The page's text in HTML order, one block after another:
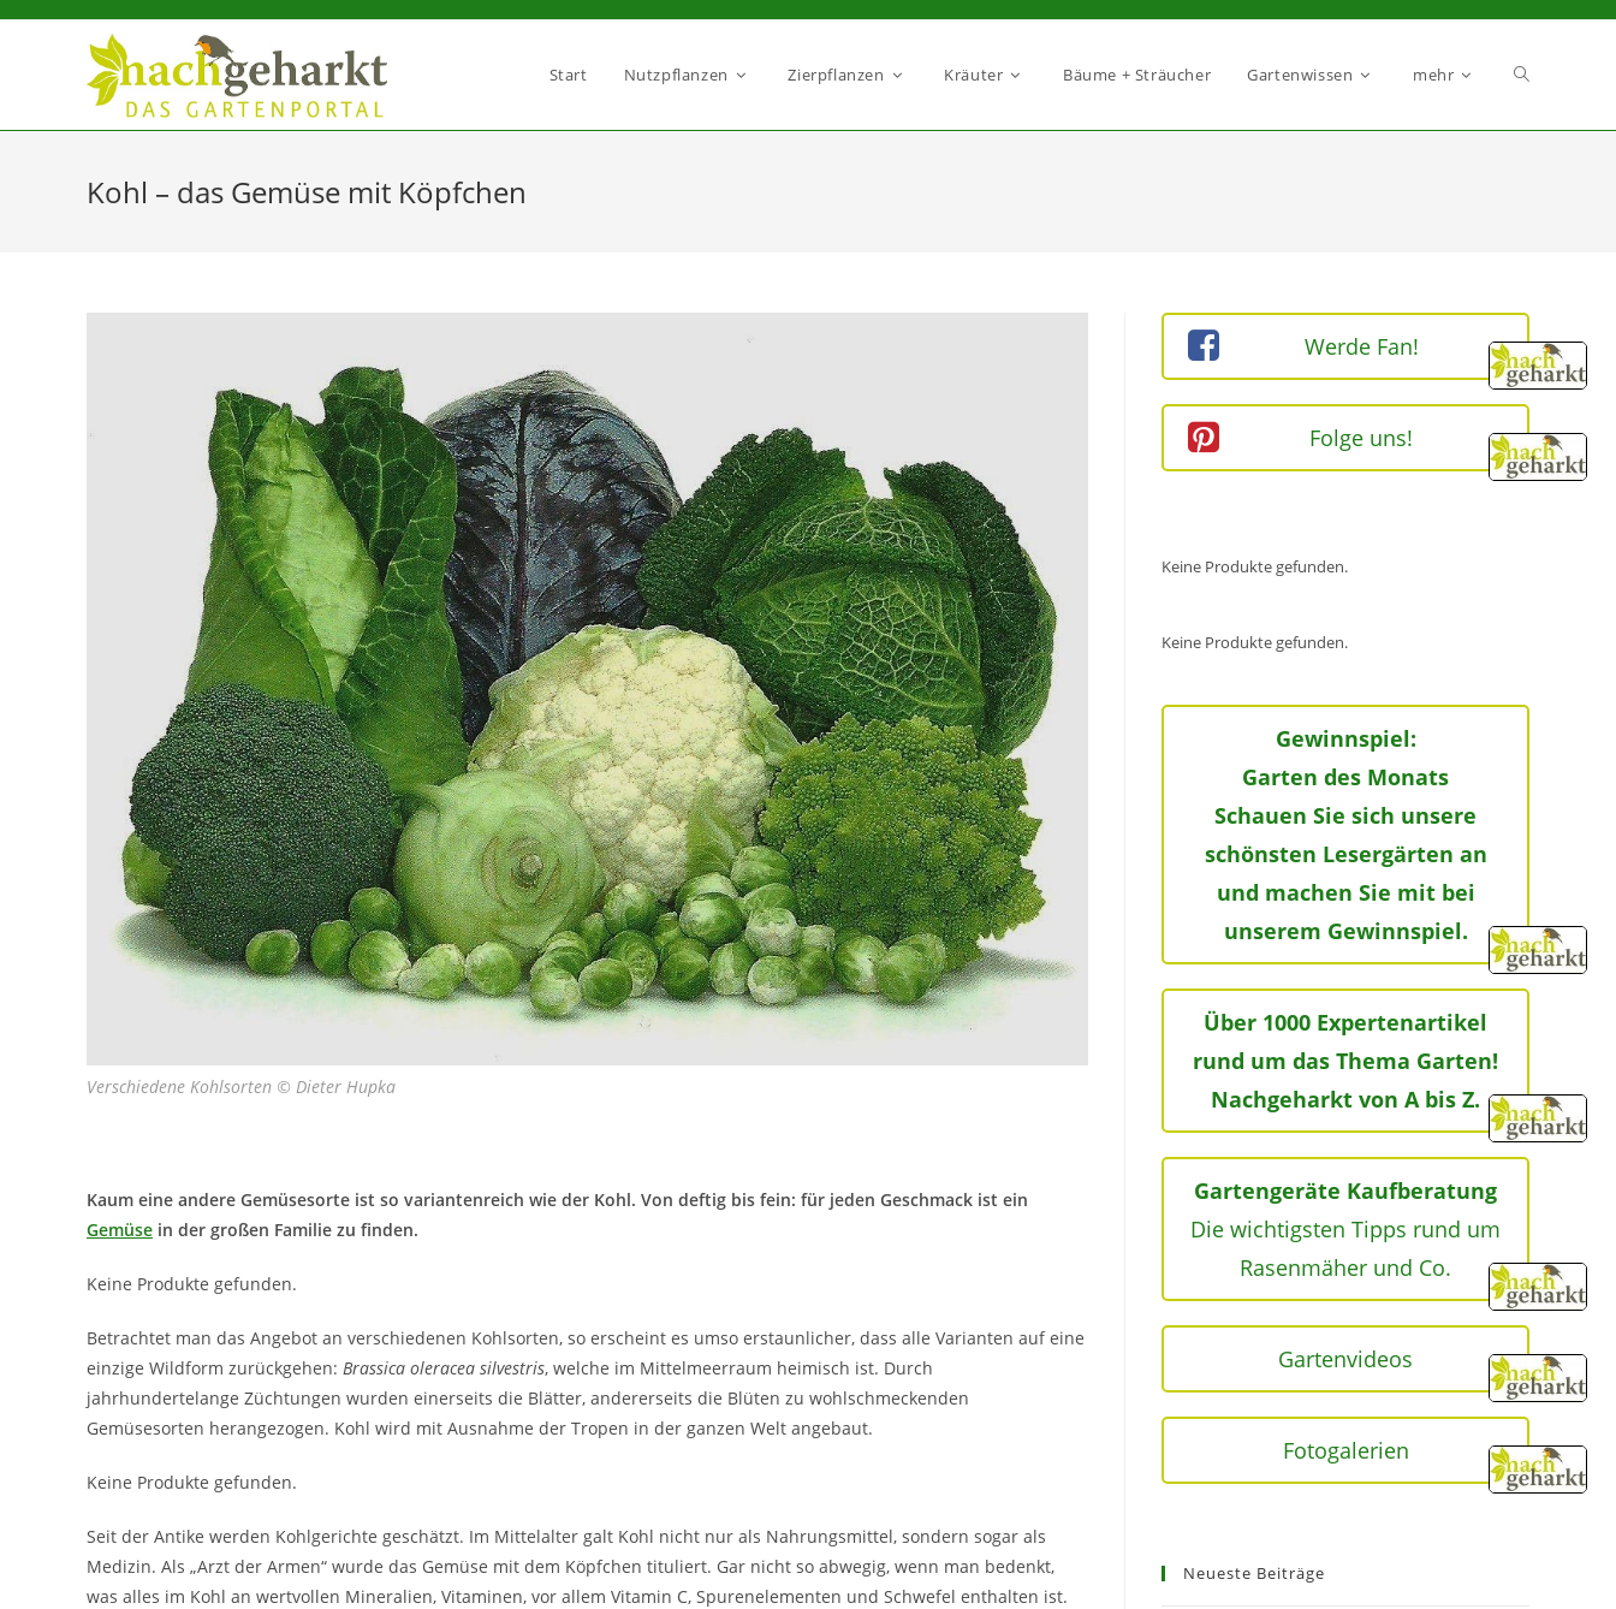
Sidebar-
Start Nutzpflanzen Zierpflanzen Kräuter Bäume + Sträucher Gartenwissen mehr
Kohl – das Gemüse mit Köpfchen
Verschiedene Kohlsorten © Dieter Hupka
Kaum eine andere Gemüsesorte ist so variantenreich wie der Kohl. Von deftig bis fein: für jeden Geschmack ist ein
Gemüse in der großen Familie zu finden.
Keine Produkte gefunden.
Betrachtet man das Angebot an verschiedenen Kohlsorten, so erscheint es umso erstaunlicher, dass alle Varianten auf eine
einzige Wildform zurückgehen: Brassica oleracea silvestris, welche im Mittelmeerraum heimisch ist. Durch
jahrhundertelange Züchtungen wurden einerseits die Blätter, andererseits die Blüten zu wohlschmeckenden
Gemüsesorten herangezogen. Kohl wird mit Ausnahme der Tropen in der ganzen Welt angebaut.
Keine Produkte gefunden.
Seit der Antike werden Kohlgerichte geschätzt. Im Mittelalter galt Kohl nicht nur als Nahrungsmittel, sondern sogar als
Medizin. Als „Arzt der Armen“ wurde das Gemüse mit dem Köpfchen tituliert. Gar nicht so abwegig, wenn man bedenkt,
was alles im Kohl an wertvollen Mineralien, Vitaminen, vor allem Vitamin C, Spurenelementen und Schwefel enthalten ist.
Werde Fan!
Folge uns!
Keine Produkte gefunden.
Keine Produkte gefunden.
Gewinnspiel:
Garten des Monats
Schauen Sie sich unsere
schönsten Lesergärten an
und machen Sie mit bei
unserem Gewinnspiel.
Über 1000 Expertenartikel
rund um das Thema Garten!
Nachgeharkt von A bis Z.
Gartengeräte Kaufberatung
Die wichtigsten Tipps rund um
Rasenmäher und Co.
Gartenvideos
Fotogalerien
Neueste Beiträge